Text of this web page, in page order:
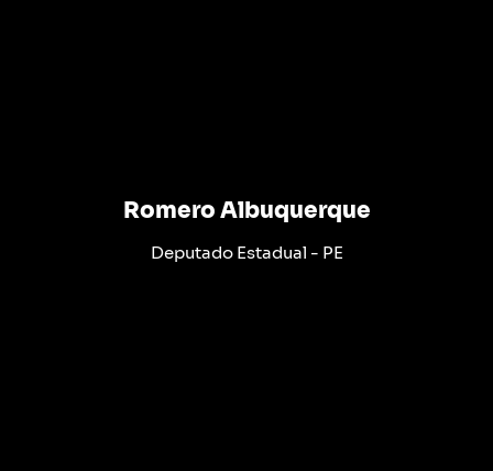
Romero Albuquerque
Deputado Estadual - PE